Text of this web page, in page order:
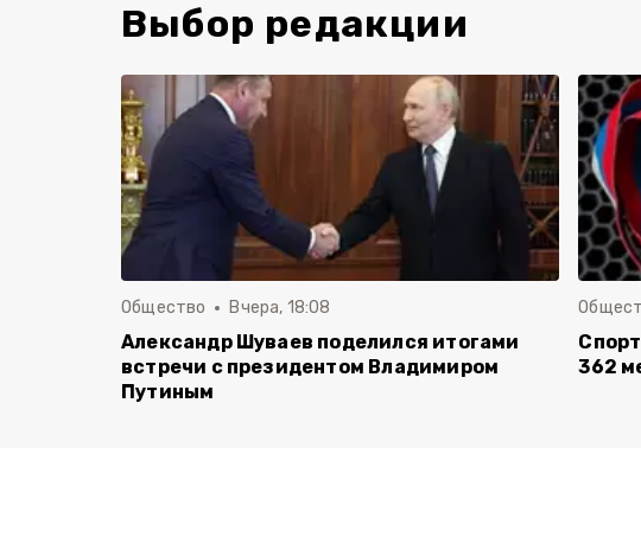
Выбор редакции
Общество Вчера, 18:08
Александр Шуваев поделился итогами
встречи с президентом Владимиром
Путиным
362